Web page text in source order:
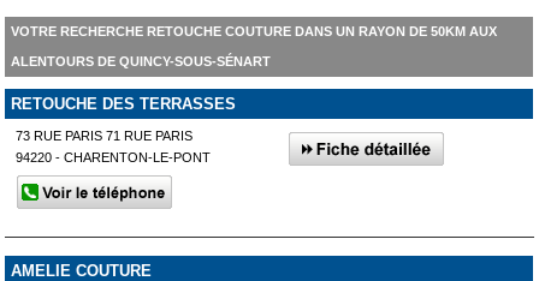
VOTRE RECHERCHE RETOUCHE COUTURE DANS UN RAYON DE 50KM AUX
ALENTOURS DE QUINCY-SOUS-SÉNART
RETOUCHE DES TERRASSES
73 RUE PARIS 71 RUE PARIS
94220 - CHARENTON-LE-PONT
AMELIE COUTURE